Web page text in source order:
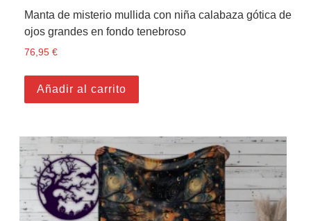
Manta de misterio mullida con niña calabaza gótica de
ojos grandes en fondo tenebroso
76,95€
Añadir al carrito